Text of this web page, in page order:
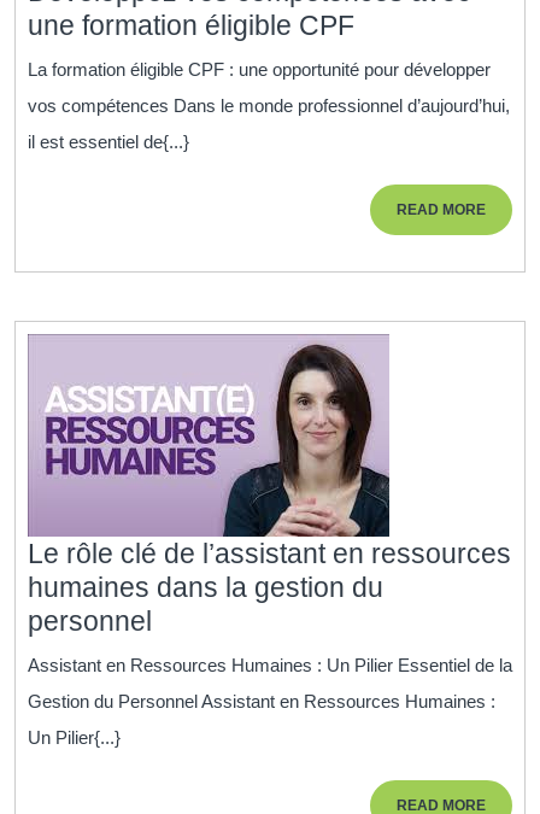
de
une formation éligible CPFDéveloppez
vos
compétences
formation
éligible
La formation éligible CPF : une opportunité pour développer
vos compétences Dans le monde professionnel d’aujourd’hui,
il est essentiel de{...}
READ MOREREAD
MORE
Le rôle clé de l’assistant en ressources
humaines dans la gestion du
personnel
Assistant en Ressources Humaines : Un Pilier Essentiel de la
Gestion du Personnel Assistant en Ressources Humaines :
Un Pilier{...}
READ MOREREAD